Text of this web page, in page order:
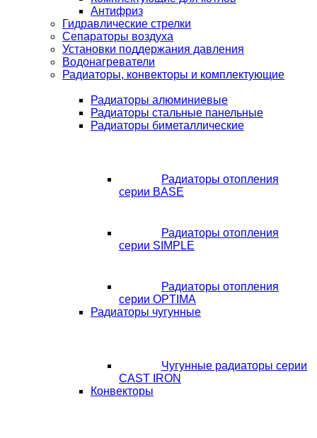
Антифриз
Гидравлические стрелки
Сепараторы воздуха
Установки поддержания давления
Водонагреватели
Радиаторы, конвекторы и комплектующие
Радиаторы алюминиевые
Радиаторы стальные панельные
Радиаторы биметаллические
Радиаторы отопления
серии BASE
Радиаторы отопления
серии SIMPLE
Радиаторы отопления
серии OPTIMA
Радиаторы чугунные
Чугунные радиаторы серии
CAST IRON
Конвекторы